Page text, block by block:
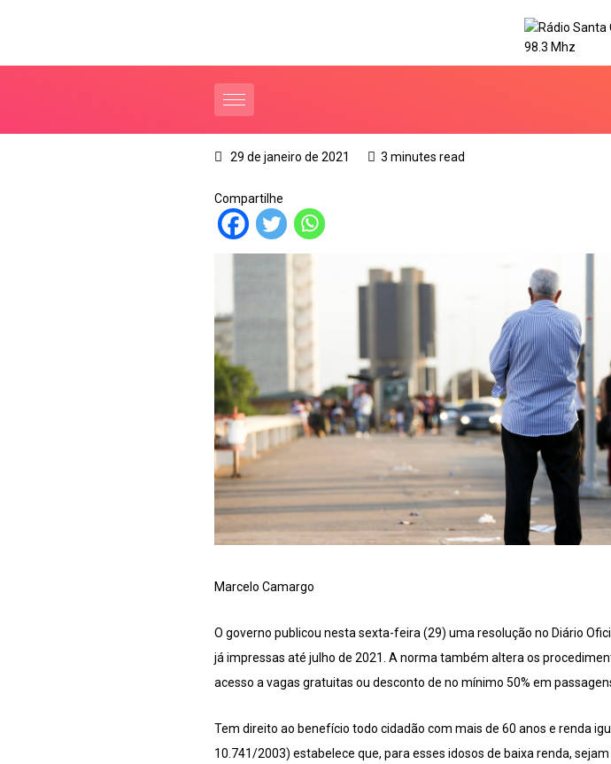
29 de janeiro de 2021 3 minutes read
Compartilhe
Marcelo Camargo
O governo publicou nesta sexta-feira (29) uma resolução no Diário
já impressas até julho de 2021. A norma também altera os
acesso a vagas gratuitas ou desconto de no mínimo 50% em
Tem direito ao benefício todo cidadão com mais de 60 anos e renda
10.741/2003) estabelece que, para esses idosos de baixa renda,